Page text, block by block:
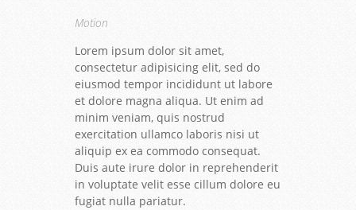
Motion
Lorem ipsum dolor sit amet,
consectetur adipisicing elit, sed do
eiusmod tempor incididunt ut labore
et dolore magna aliqua. Ut enim ad
minim veniam, quis nostrud
exercitation ullamco laboris nisi ut
aliquip ex ea commodo consequat.
Duis aute irure dolor in reprehenderit
in voluptate velit esse cillum dolore eu
fugiat nulla pariatur.